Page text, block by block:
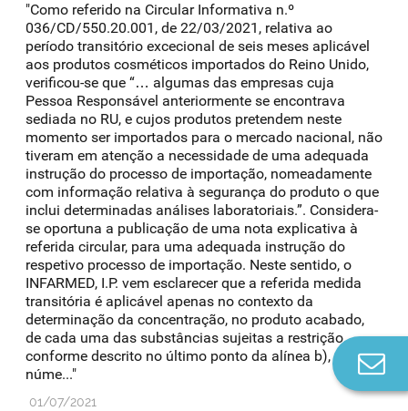
"Como referido na Circular Informativa n.º
036/CD/550.20.001, de 22/03/2021, relativa ao
período transitório excecional de seis meses aplicável
aos produtos cosméticos importados do Reino Unido,
verificou-se que “… algumas das empresas cuja
Pessoa Responsável anteriormente se encontrava
sediada no RU, e cujos produtos pretendem neste
momento ser importados para o mercado nacional, não
tiveram em atenção a necessidade de uma adequada
instrução do processo de importação, nomeadamente
com informação relativa à segurança do produto o que
inclui determinadas análises laboratoriais.”. Considera-
se oportuna a publicação de uma nota explicativa à
referida circular, para uma adequada instrução do
respetivo processo de importação. Neste sentido, o
INFARMED, I.P. vem esclarecer que a referida medida
transitória é aplicável apenas no contexto da
determinação da concentração, no produto acabado,
de cada uma das substâncias sujeitas a restrição,
conforme descrito no último ponto da alínea b), do
núme..."
01/07/2021